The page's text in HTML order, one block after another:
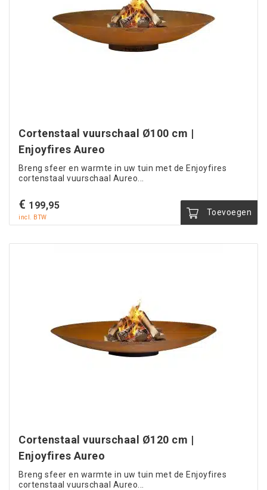
Cortenstaal vuurschaal Ø100 cm |
Enjoyfires Aureo
Breng sfeer en warmte in uw tuin met de Enjoyfires
cortenstaal vuurschaal Aureo...
€ 199,95
incl. BTW
Toevoegen
Cortenstaal vuurschaal Ø120 cm |
Enjoyfires Aureo
Breng sfeer en warmte in uw tuin met de Enjoyfires
cortenstaal vuurschaal Aureo...